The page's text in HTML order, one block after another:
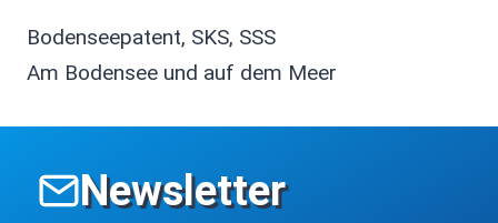
Bodenseepatent, SKS, SSS
Am Bodensee und auf dem Meer
Newsletter